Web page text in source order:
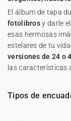
El álbum de tapa
fotolibrosy darle
esas hermosas
estelares de tu
versiones de 24 o
las características
Tipos de